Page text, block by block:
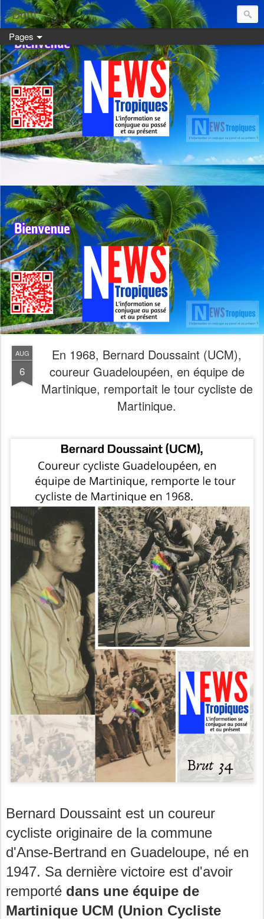
Dom:
Pages
AUG
6
En 1968, Bernard Doussaint (UCM),
coureur Guadeloupéen, en équipe de
Martinique, remportait le tour cycliste de
Martinique.
Bernard Doussaint est un coureur
cycliste originaire de la commune
d'Anse-Bertrand en Guadeloupe, né en
1947. Sa dernière victoire est d'avoir
remporté dans une équipe de
Martinique UCM (Union Cycliste